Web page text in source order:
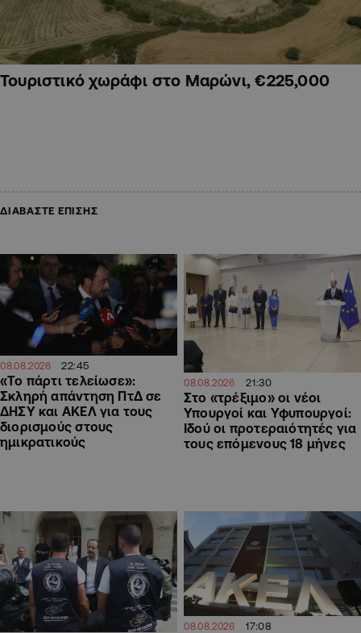
Τουριστικό χωράφι στο Μαρώνι, €225,000
ΔΙΑΒΑΣΤΕ ΕΠΙΣΗΣ
08.08.2026 22:45
«Το πάρτι τελείωσε»:
Σκληρή απάντηση ΠτΔ σε
ΔΗΣΥ και ΑΚΕΛ για τους
διορισμούς στους
ημικρατικούς
08.08.2026 21:30
Στο «τρέξιμο» οι νέοι
Υπουργοί και Υφυπουργοί:
Ιδού οι προτεραιότητές για
τους επόμενους 18 μήνες
08.08.2026 17:08